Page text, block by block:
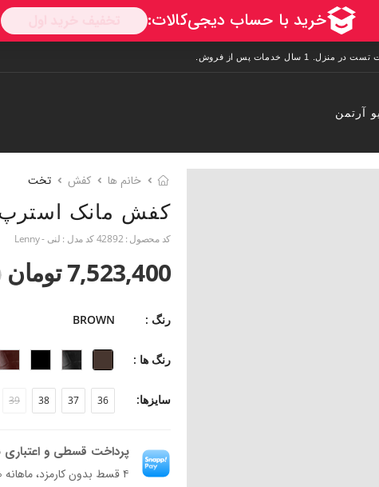
آرتمن
خانم ها کفش تخت
کفش مانک
کد محصول : 42892کد مدل : لنی - Lenny
7,523,400 تومان
رنگ : BROWN
رنگ ها :
سایزها: 36
37
38
39
پرداخت قسطی و اعتباری
۴ قسط بدون کارمزد، ماهانه ۱٬۸۸۰٬۸۵۰ تومان